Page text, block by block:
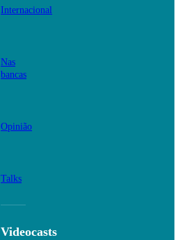
Internacional
Nas
bancas
Opinião
Talks
Videocasts